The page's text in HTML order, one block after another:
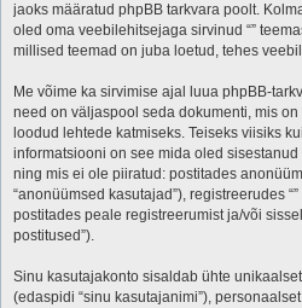
jaoks määratud phpBB tarkvara poolt.
oled oma veebilehitsejaga sirvinud “”
millised teemad on juba loetud, tehes
Me võime ka sirvimise ajal luua phpBB-
need on väljaspool seda dokumenti, mis
loodud lehtede katmiseks. Teiseks viisiks
informatsiooni on see mida oled
ning mis ei ole piiratud: postitades
“anonüümsed kasutajad”), registreerudes
postitades peale registreerumist ja/või
postitused”).
Sinu kasutajakonto sisaldab ühte
(edaspidi “sinu kasutajanimi”),